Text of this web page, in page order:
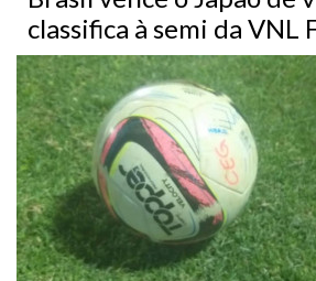
classifica à semi da VNL